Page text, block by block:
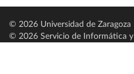
© 2026 Universidad de Zaragoza
© 2026 Servicio de Informática y